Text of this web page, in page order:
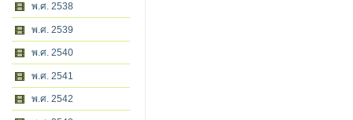
พ.ศ. 2538
พ.ศ. 2539
พ.ศ. 2540
พ.ศ. 2541
พ.ศ. 2542